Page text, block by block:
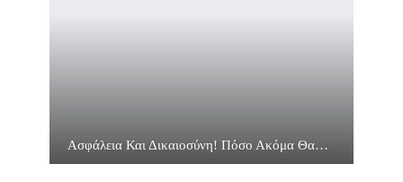
Ασφάλεια Και Δικαιοσύνη! Πόσο Ακόμα Θα…